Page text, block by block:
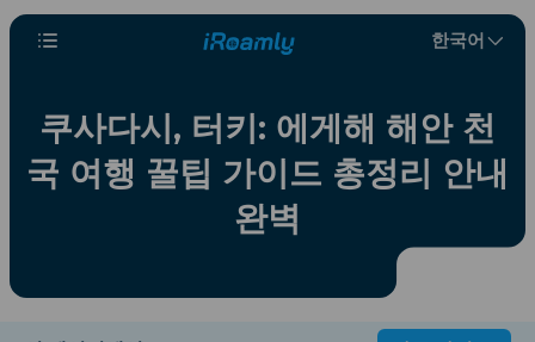
한국어
쿠사다시, 터키: 에게해 해안 천
국 여행 꿀팁 가이드 총정리 안내
완벽